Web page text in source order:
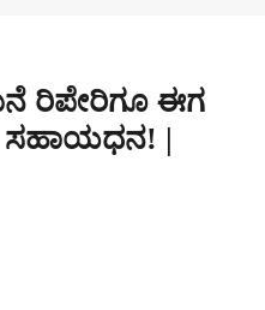
ರಿಪೇರಿಗೂ ಈಗ
ಸಹಾಯಧನ! |